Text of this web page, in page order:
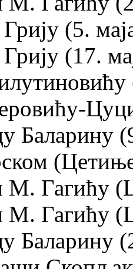
(5.
(17.
Баларину
М. Гагићу
М. Гагићу
Баларину